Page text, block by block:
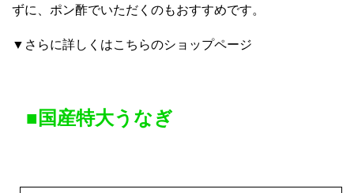
ずに、ポン酢でいただくのもおすすめです。
▼さらに詳しくはこちらのショップページ
■国産特大うなぎ